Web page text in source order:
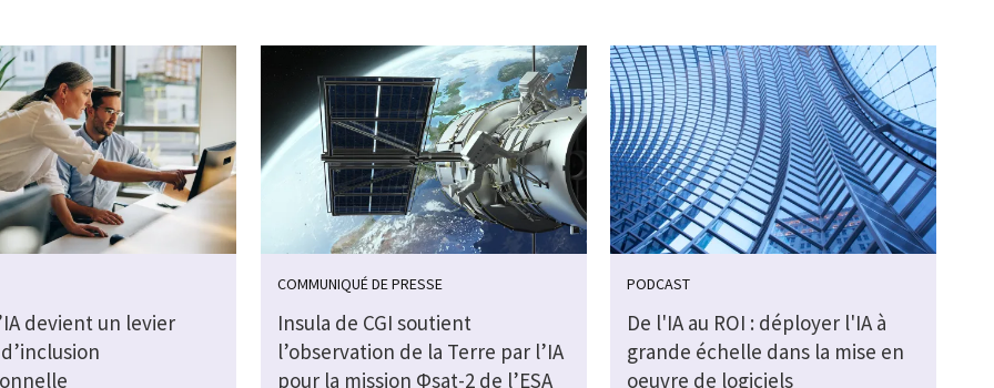
devient un levier
COMMUNIQUÉ DE PRESSE
Insula de CGI soutient
l’observation de la Terre par l’IA
pour la mission Φsat-2 de l’ESA
PODCAST
De l'IA au ROI : déployer l'IA à
grande échelle dans la mise en
oeuvre de logiciels